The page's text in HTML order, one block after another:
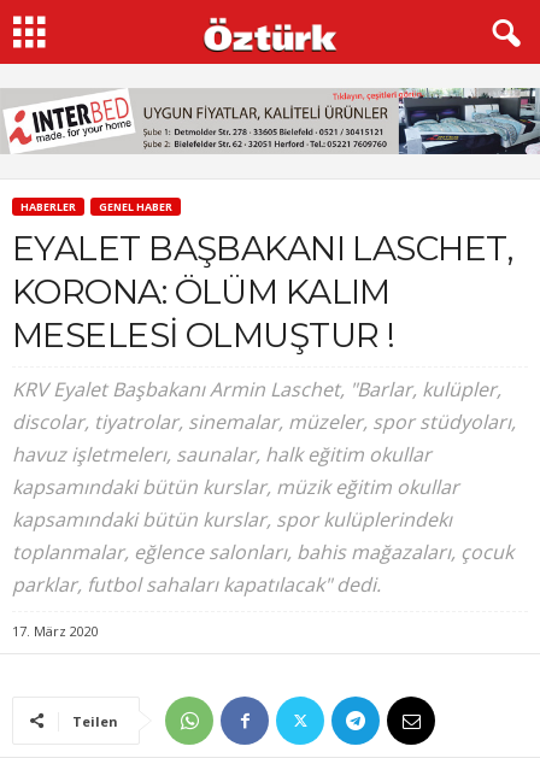
HABERLER GENEL HABER
EYALET BAŞBAKANI LASCHET,
KORONA: ÖLÜM KALIM
MESELESİ OLMUŞTUR !
KRV Eyalet Başbakanı Armin Laschet, "Barlar, kulüpler,
discolar, tiyatrolar, sinemalar, müzeler, spor stüdyoları,
havuz işletmelerı, saunalar, halk eğitim okullar
kapsamındaki bütün kurslar, müzik eğitim okullar
kapsamındaki bütün kurslar, spor kulüplerindekı
toplanmalar, eğlence salonları, bahis mağazaları, çocuk
parklar, futbol sahaları kapatılacak" dedi.
17. März 2020
Teilen